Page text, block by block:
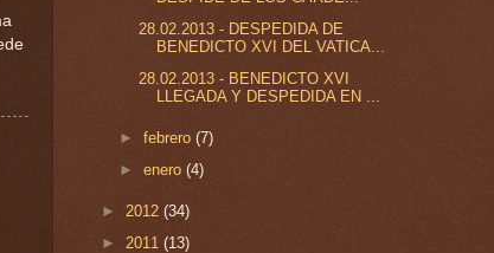
28.02.2013 - DESPEDIDA DE
BENEDICTO XVI DEL VATICA...
28.02.2013 - BENEDICTO XVI
LLEGADA Y DESPEDIDA EN ...
►febrero(7)
►enero(4)
► 2012 (34)
► 2011 (13)